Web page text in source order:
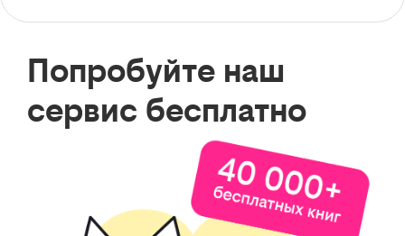
Попробуйте наш
сервис бесплатно